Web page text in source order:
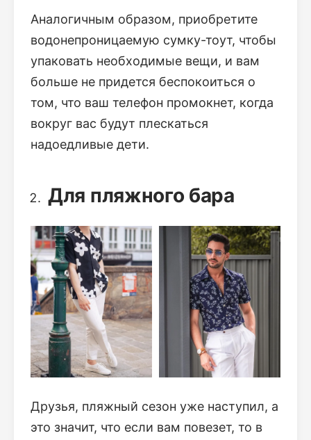
Аналогичным образом, приобретите
водонепроницаемую сумку-тоут, чтобы
упаковать необходимые вещи, и вам
больше не придется беспокоиться о
том, что ваш телефон промокнет, когда
вокруг вас будут плескаться
надоедливые дети.
Для пляжного бара
Друзья, пляжный сезон уже наступил, а
это значит, что если вам повезет, то в